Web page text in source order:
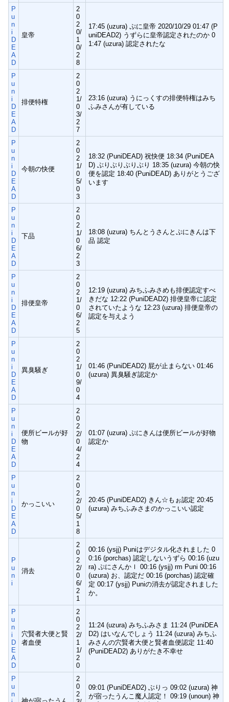
P
u
n
i
D
E
A
D
皇帝
2
0
2
0/
1
0/
2
8
17:45 (uzura) ぷに皇帝 2020/10/29 01:47 (P
uniDEAD2) うずらに皇帝認定されたのか 0
1:47 (uzura) 認定されたな
P
u
n
i
D
E
A
D
排便特権
2
0
2
1/
0
3/
2
7
23:16 (uzura) うにっくすの排便特権はみち
ふみさんが有している
P
u
n
i
D
E
A
D
今朝の快便
2
0
2
1/
0
5/
0
3
18:32 (PuniDEAD) 祝快便 18:34 (PuniDEA
D) ぶりぶりぶりぶり 18:35 (uzura) 今朝の快
便を認定 18:40 (PuniDEAD) ありがとうござ
います
P
u
n
i
D
E
A
D
下品
2
0
2
1/
0
6/
2
3
18:08 (uzura) ちんとうさんとぷにきんは下
品 認定
P
u
n
i
D
E
A
D
排便皇帝
2
0
2
1/
0
6/
2
5
12:19 (uzura) みちふみさめも排便認定すべ
きだな 12:22 (PuniDEAD2) 排便皇帝に認定
されていたような 12:23 (uzura) 排便皇帝の
認定を与えよう
P
u
n
i
D
E
A
D
異臭騒ぎ
2
0
2
1/
0
9/
0
4
01:46 (PuniDEAD2) 屁が止まらない 01:46
(uzura) 異臭騒ぎ認定か
P
u
n
i
D
E
A
D
便所ビールが好
物
2
0
2
2/
0
4/
2
4
01:07 (uzura) ぷにきんは便所ビールが好物
認定か
P
u
n
i
D
E
A
D
かっこいい
2
0
2
2/
0
5/
1
8
20:45 (PuniDEAD2) きん☆もぉ認定 20:45
(uzura) みちふみさまのかっこいい認定
P
u
n
i
消去
2
0
2
2/
0
6/
2
1
00:16 (ysjj) Puniはデジタル化されました 0
0:16 (porchas) 認定しないうずら 00:16 (uzu
ra) ぷにさんかｌ 00:16 (ysjj) rm Puni 00:16
(uzura) お、認定だ 00:16 (porchas) 認定確
定 00:17 (ysjj) Puniの消去が認定されました
か。
P
u
n
i
D
E
A
D
穴賢者大便と賢
者血便
2
0
2
2/
1
1/
2
0
11:24 (uzura) みちふみさま 11:24 (PuniDEA
D2) はいなんでしょう 11:24 (uzura) みちふ
みさんの穴賢者大便と賢者血便認定 11:40
(PuniDEAD2) ありがたき不幸せ
P
u
n
2
0
2
09:01 (PuniDEAD2) ぶりっ 09:02 (uzura) 神
が宿ったうんこ魔人認定！ 09:19 (unoun) 神